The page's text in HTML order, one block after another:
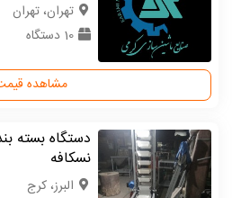
تهران، تهران
10 دستگاه
مشاهده
دستگاه بسته
نسکافه
البرز، کرج